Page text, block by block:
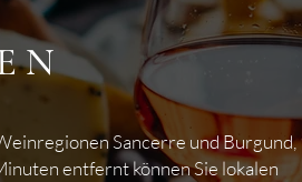
Sancerre und Burgund,
entfernt können Sie lokalen